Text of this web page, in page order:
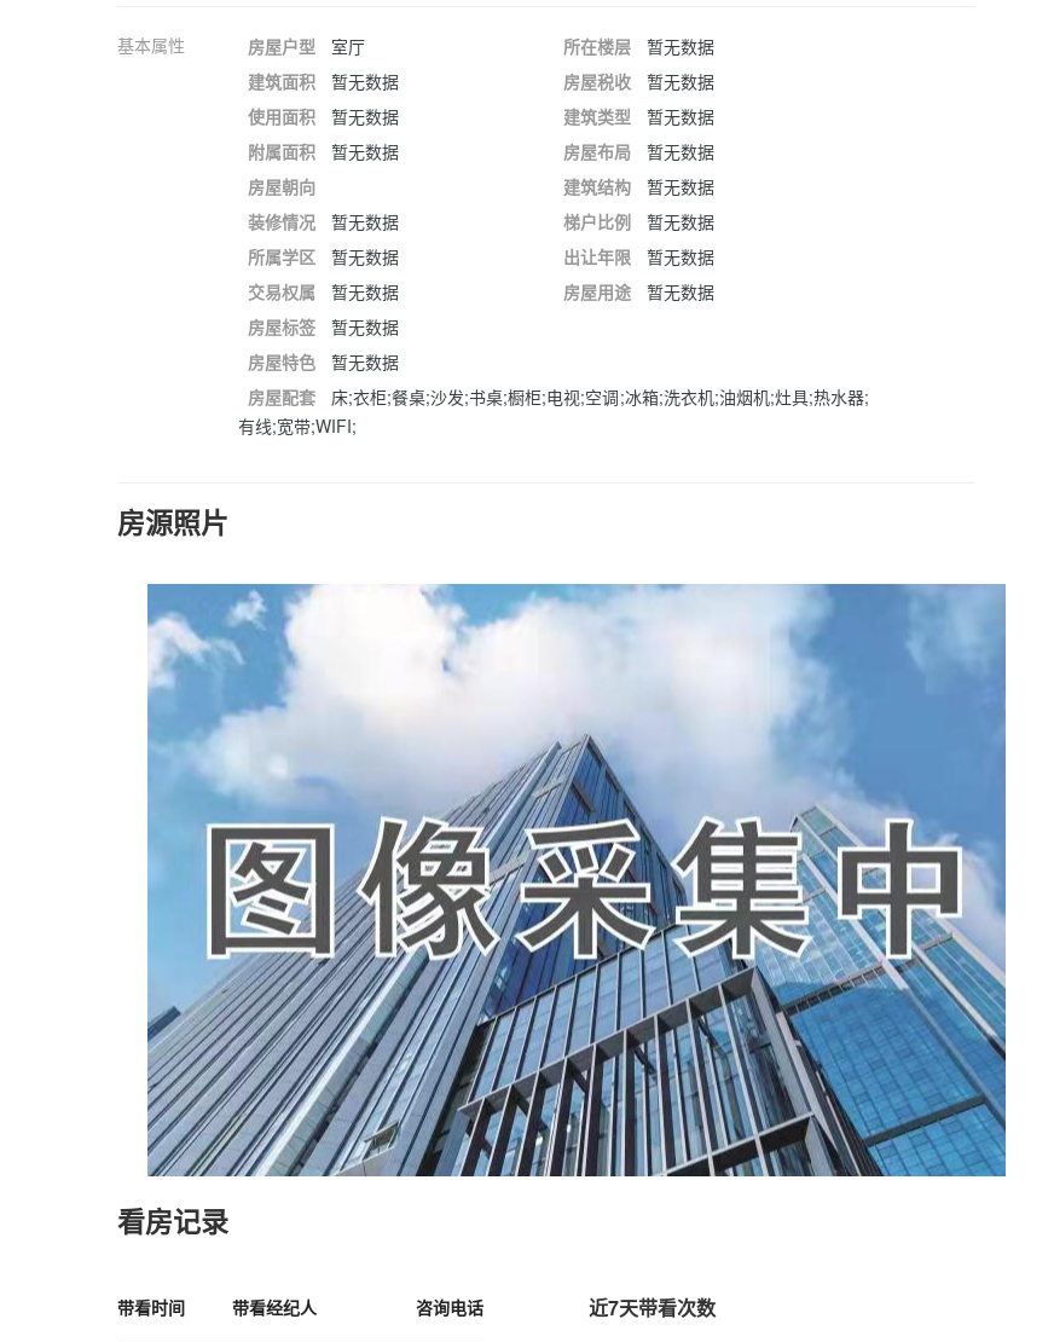
基本属性 房屋户型 室厅 所在楼层
暂无数据
建筑面积
暂无数据 房屋税收
暂无数据
使用面积
暂无数据 建筑类型
暂无数据
附属面积
暂无数据 房屋布局
暂无数据
房屋朝向
建筑结构
暂无数据
装修情况
暂无数据 梯户比例
暂无数据
所属学区
暂无数据 出让年限
暂无数据
交易权属
暂无数据 房屋用途
暂无数据
房屋标签
暂无数据
房屋特色
暂无数据
房屋配套
床;衣柜;餐桌;沙发;书桌;橱柜;电视;空调;冰箱;洗衣机;油烟机;灶具;热水器;
有线;宽带;WIFI;
房源照片
看房记录
带看时间 带看经纪人 咨询电话 近7天带看次数